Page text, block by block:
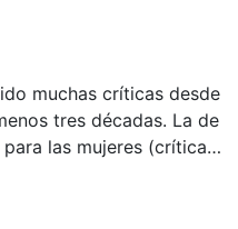
muchas críticas desde
tres décadas. La de
las mujeres (crítica
con cierta fuerza